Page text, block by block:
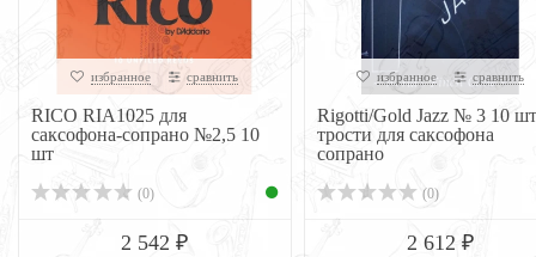
избранное сравнить
RICO RIA1025 для
саксофона-сопрано №2,5 10
шт
(0)
2 542 ₽
избранное сравнить
Rigotti/Gold Jazz № 3 10 шт
трости для саксофона
сопрано
(0)
2 612 ₽